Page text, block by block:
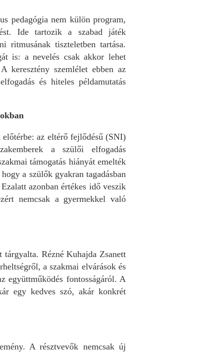
pedagógia nem külön program,
Ide tartozik a szabad játék
ritmusának tiszteletben tartása.
is: a nevelés csak akkor lehet
keresztény szemlélet ebben az
és hiteles példamutatás
az eltérő fejlődésű (SNI)
a szülői elfogadás
támogatás hiányát emelték
a szülők gyakran tagadásban
azonban értékes idő veszik
nemcsak a gyermekkel való
tárgyalta. Rézné Kuhajda Zsanett
a szakmai elvárások és
együttműködés fontosságáról. A
egy kedves szó, akár konkrét
A résztvevők nemcsak új